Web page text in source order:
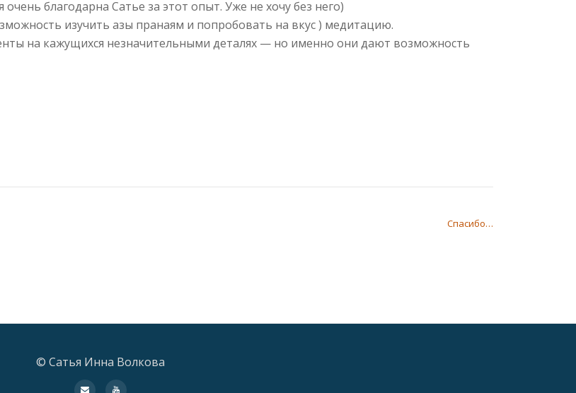
благодарна Сатье за этот опыт. Уже не хочу без него)
изучить азы пранаям и попробовать на вкус ) медитацию.
на кажущихся незначительными деталях — но именно они дают возможность
Спасибо…
© Сатья Инна Волкова
fa- fa-